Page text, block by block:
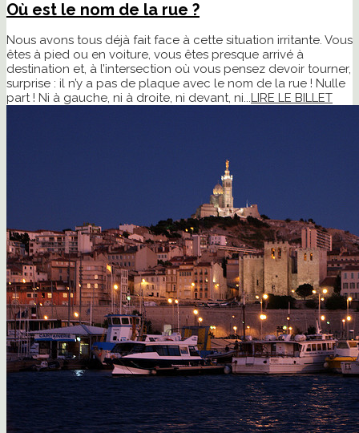
Où est le nom de la rue ?
Nous avons tous déjà fait face à cette situation irritante. Vous
êtes à pied ou en voiture, vous êtes presque arrivé à
destination et, à l’intersection où vous pensez devoir tourner,
surprise : il n’y a pas de plaque avec le nom de la rue ! Nulle
part ! Ni à gauche, ni à droite, ni devant, ni...LIRE LE BILLET